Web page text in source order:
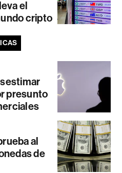
el
cripto
presunto
al
de